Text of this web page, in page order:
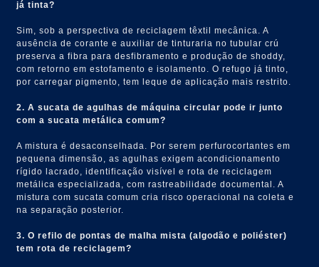
já tinta?
Sim, sob a perspectiva de reciclagem têxtil mecânica. A
ausência de corante e auxiliar de tinturaria no tubular crú
preserva a fibra para desfibramento e produção de shoddy,
com retorno em estofamento e isolamento. O refugo já tinto,
por carregar pigmento, tem leque de aplicação mais restrito.
2. A sucata de agulhas de máquina circular pode ir junto
com a sucata metálica comum?
A mistura é desaconselhada. Por serem perfurocortantes em
pequena dimensão, as agulhas exigem acondicionamento
rígido lacrado, identificação visível e rota de reciclagem
metálica especializada, com rastreabilidade documental. A
mistura com sucata comum cria risco operacional na coleta e
na separação posterior.
3. O refilo de pontas de malha mista (algodão e poliéster)
tem rota de reciclagem?